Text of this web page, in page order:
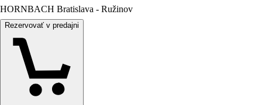
HORNBACH Bratislava - Ružinov
Rezervovať v predajni